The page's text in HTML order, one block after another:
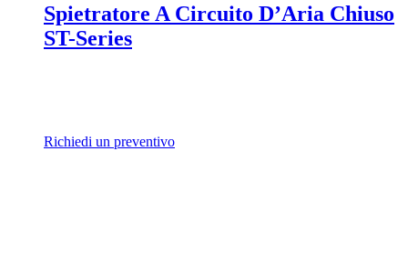
Spietratore A Circuito D’Aria Chiuso
ST-Series
Richiedi un preventivo